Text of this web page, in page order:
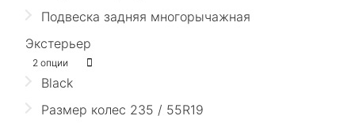
Подвеска задняя многорычажная
Экстерьер
2 опции
Black
Размер колес 235 / 55R19